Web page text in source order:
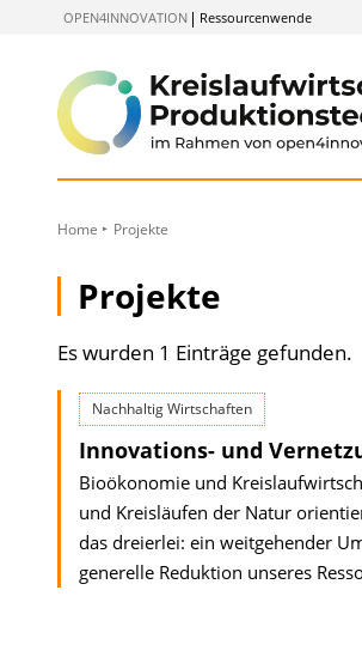
OPEN4INNOVATION Ressourcenwende
Anzeigen
Home Projekte
Projekte
Es wurden 1 Einträge gefunden.
Nachhaltig Wirtschaften
Innovations- und
Bioökonomie und
und Kreisläufen der Natur
das dreierlei: ein weitgehender
generelle Reduktion unseres